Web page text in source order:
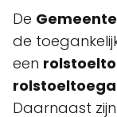
De
de
een
Daarnaast